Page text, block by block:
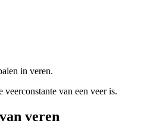
in veren.
veerconstante van een veer is.
veren